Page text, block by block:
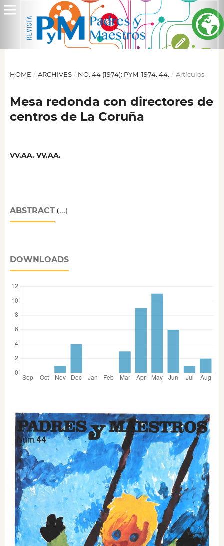
HOME / ARCHIVES / NO. 44 (1974): PYM. 1974. 44. / Artículos
Mesa redonda con directores de
centros de La Coruña
VV.AA. VV.AA.
ABSTRACT(...)
DOWNLOADS